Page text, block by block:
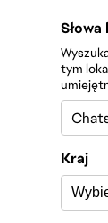
Filtruj
tym
Kraj